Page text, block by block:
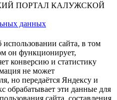
ПОРТАЛ КАЛУЖСКОЙ
данных
сайта, в том
он функционирует,
конверсию и статистику
не может
но передаётся Яндексу и
обрабатывает эти данные для
сайта, составления